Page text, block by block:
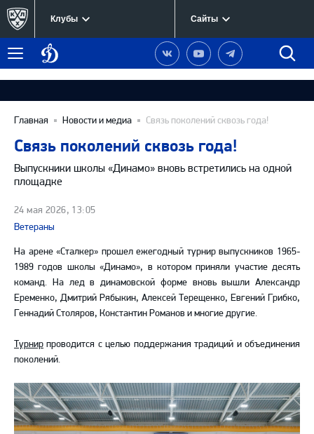
Клубы Сайты
Меню
Динамо
Москва
Наша
группа
Вконтакте
Наш
канал
YouTube
Наш
канал
Telegram
Главная Новости и медиа Связь поколений сквозь года!
Связь поколений сквозь года!
Выпускники школы «Динамо» вновь встретились на одной
площадке
24 мая 2026, 13:05
Ветераны
На арене «Сталкер» прошел ежегодный турнир выпускников 1965-
1989 годов школы «Динамо», в котором приняли участие десять
команд. На лед в динамовской форме вновь вышли Александр
Еременко, Дмитрий Рябыкин, Алексей Терещенко, Евгений Грибко,
Геннадий Столяров, Константин Романов и многие другие.
Турнир проводится с целью поддержания традиций и объединения
поколений.